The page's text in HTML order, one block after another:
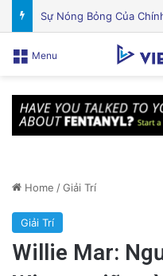
Menu
Home /Giải Trí
Giải Trí
Willie Mar: